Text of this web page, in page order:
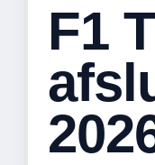
F1